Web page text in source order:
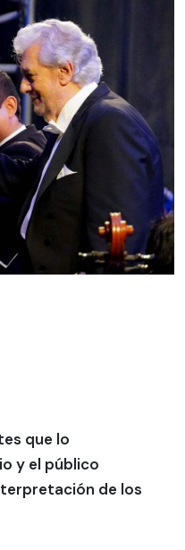
que lo
y el público
de los